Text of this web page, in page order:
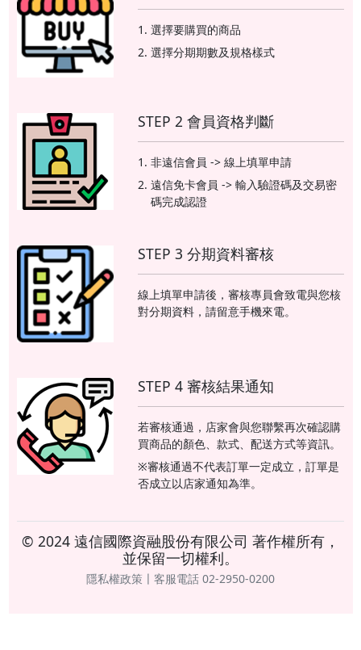
選擇要購買的商品
選擇分期期數及規格樣式
STEP 2 會員資格判斷
非遠信會員 -> 線上填單申請
遠信免卡會員 -> 輸入驗證碼及交易密
碼完成認證
STEP 3 分期資料審核
線上填單申請後，審核專員會致電與您核
對分期資料，請留意手機來電。
STEP 4 審核結果通知
若審核通過，店家會與您聯繫再次確認購
買商品的顏色、款式、配送方式等資訊。
※審核通過不代表訂單一定成立，訂單是
否成立以店家通知為準。
© 2024 遠信國際資融股份有限公司 著作權所有，
並保留一切權利。
隱私權政策〡客服電話 02-2950-0200